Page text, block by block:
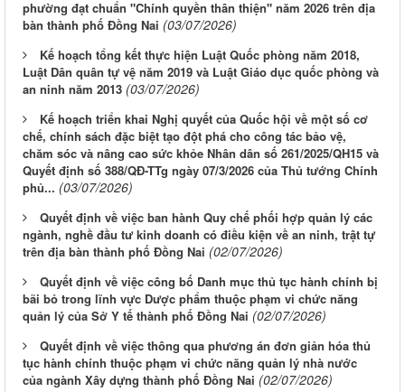
phường đạt chuẩn "Chính quyền thân thiện" năm 2026 trên địa
bàn thành phố Đồng Nai (03/07/2026)
Kế hoạch tổng kết thực hiện Luật Quốc phòng năm 2018,
Luật Dân quân tự vệ năm 2019 và Luật Giáo dục quốc phòng và
an ninh năm 2013 (03/07/2026)
Kế hoạch triển khai Nghị quyết của Quốc hội về một số cơ
chế, chính sách đặc biệt tạo đột phá cho công tác bảo vệ,
chăm sóc và nâng cao sức khỏe Nhân dân số 261/2025/QH15 và
Quyết định số 388/QĐ-TTg ngày 07/3/2026 của Thủ tướng Chính
phủ... (03/07/2026)
Quyết định về việc ban hành Quy chế phối hợp quản lý các
ngành, nghề đầu tư kinh doanh có điều kiện về an ninh, trật tự
trên địa bàn thành phố Đồng Nai (02/07/2026)
Quyết định về việc công bố Danh mục thủ tục hành chính bị
bãi bỏ trong lĩnh vực Dược phẩm thuộc phạm vi chức năng
quản lý của Sở Y tế thành phố Đồng Nai (02/07/2026)
Quyết định về việc thông qua phương án đơn giản hóa thủ
tục hành chính thuộc phạm vi chức năng quản lý nhà nước
của ngành Xây dựng thành phố Đồng Nai (02/07/2026)